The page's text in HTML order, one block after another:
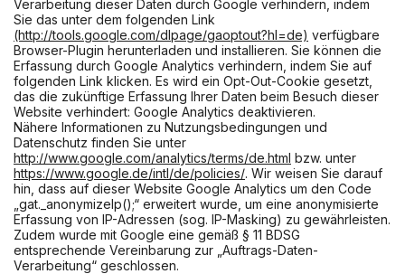
Verarbeitung dieser Daten durch Google verhindern, indem
Sie das unter dem folgenden Link
(http://tools.google.com/dlpage/gaoptout?hl=de) verfügbare
Browser-Plugin herunterladen und installieren. Sie können die
Erfassung durch Google Analytics verhindern, indem Sie auf
folgenden Link klicken. Es wird ein Opt-Out-Cookie gesetzt,
das die zukünftige Erfassung Ihrer Daten beim Besuch dieser
Website verhindert: Google Analytics deaktivieren.
Nähere Informationen zu Nutzungsbedingungen und
Datenschutz finden Sie unter
http://www.google.com/analytics/terms/de.html bzw. unter
https://www.google.de/intl/de/policies/. Wir weisen Sie darauf
hin, dass auf dieser Website Google Analytics um den Code
„gat._anonymizeIp();“ erweitert wurde, um eine anonymisierte
Erfassung von IP-Adressen (sog. IP-Masking) zu gewährleisten.
Zudem wurde mit Google eine gemäß § 11 BDSG
entsprechende Vereinbarung zur „Auftrags-Daten-
Verarbeitung“ geschlossen.